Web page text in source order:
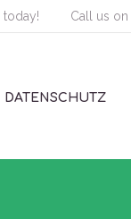
today! Call us on
DATENSCHUTZ